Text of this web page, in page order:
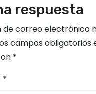
respuesta
de correo electrónico
campos obligatorios
*
*